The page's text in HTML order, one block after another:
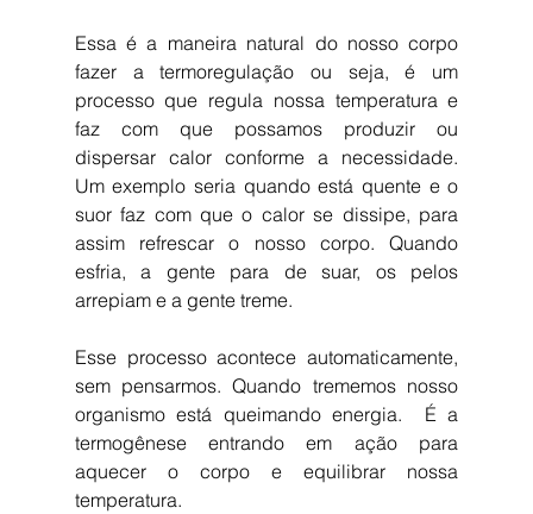
Essa é a maneira natural do nosso corpo
fazer a termoregulação ou seja, é um
processo que regula nossa temperatura e
faz com que possamos produzir ou
dispersar calor conforme a necessidade.
Um exemplo seria quando está quente e o
suor faz com que o calor se dissipe, para
assim refrescar o nosso corpo. Quando
esfria, a gente para de suar, os pelos
arrepiam e a gente treme.
Esse processo acontece automaticamente,
sem pensarmos. Quando trememos nosso
organismo está queimando energia.  É a
termogênese entrando em ação para
aquecer o corpo e equilibrar nossa
temperatura.